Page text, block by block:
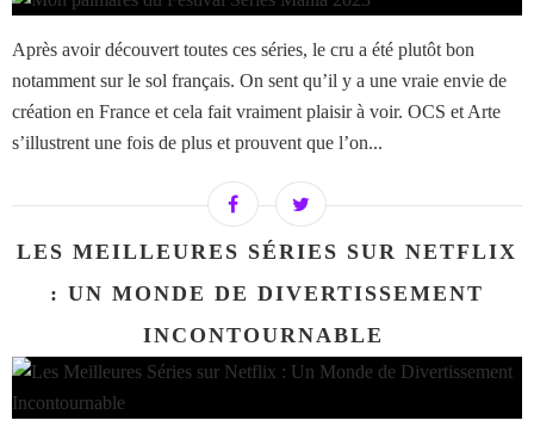
Après avoir découvert toutes ces séries, le cru a été plutôt bon
notamment sur le sol français. On sent qu’il y a une vraie envie de
création en France et cela fait vraiment plaisir à voir. OCS et Arte
s’illustrent une fois de plus et prouvent que l’on...
LES MEILLEURES SÉRIES SUR NETFLIX
: UN MONDE DE DIVERTISSEMENT
INCONTOURNABLE ​​​​​​​